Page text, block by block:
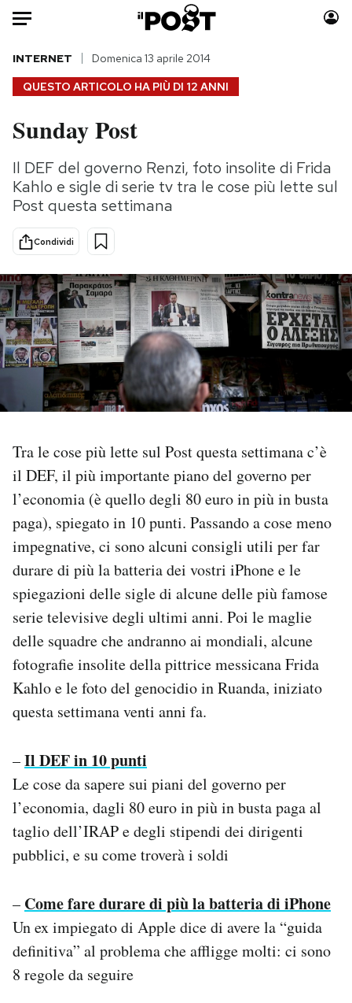
Auto
HOME
Italia
Politica
Tecnologia
Scienza
Economia
Sport
Consumismi
Storie/Idee
Altrecose
Mondiali calcio 2026
PODCAST
I MIEI PREFERITI
CALENDARIO
AREA PERSONALE
Newsletter
Notifiche mobile
Hai bisogno di aiuto?
Esci
QUESTO ARTICOLO HA PIÙ DI 12 ANNI
INTERNET Domenica 13 aprile 2014
Sunday Post
Il DEF del governo Renzi, foto insolite di Frida
Kahlo e sigle di serie tv tra le cose più lette sul
Post questa settimana
Condividi
Tra le cose più lette sul Post questa settimana c’è
il DEF, il più importante piano del governo per
l’economia (è quello degli 80 euro in più in busta
paga), spiegato in 10 punti. Passando a cose meno
impegnative, ci sono alcuni consigli utili per far
durare di più la batteria dei vostri iPhone e le
spiegazioni delle sigle di alcune delle più famose
serie televisive degli ultimi anni. Poi le maglie
delle squadre che andranno ai mondiali, alcune
fotografie insolite della pittrice messicana Frida
Kahlo e le foto del genocidio in Ruanda, iniziato
questa settimana venti anni fa.
–Il DEF in 10 punti
Le cose da sapere sui piani del governo per
l’economia, dagli 80 euro in più in busta paga al
taglio dell’IRAP e degli stipendi dei dirigenti
pubblici, e su come troverà i soldi
– Come fare durare di più la batteria di iPhone
Un ex impiegato di Apple dice di avere la “guida
definitiva” al problema che affligge molti: ci sono
8 regole da seguire